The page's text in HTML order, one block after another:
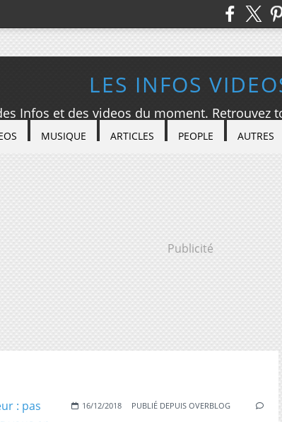
LES INFOS
Infos et des videos du moment. Retrouvez
MUSIQUE ARTICLES PEOPLE AUTRES
Publicité
16/12/2018 PUBLIÉ DEPUIS OVERBLOG